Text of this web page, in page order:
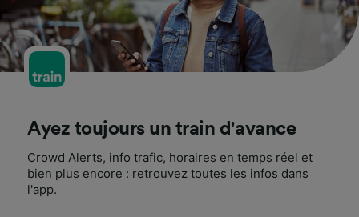
Ayez toujours un train d'avance
Crowd Alerts, info trafic, horaires en temps réel et
bien plus encore : retrouvez toutes les infos dans
l'app.